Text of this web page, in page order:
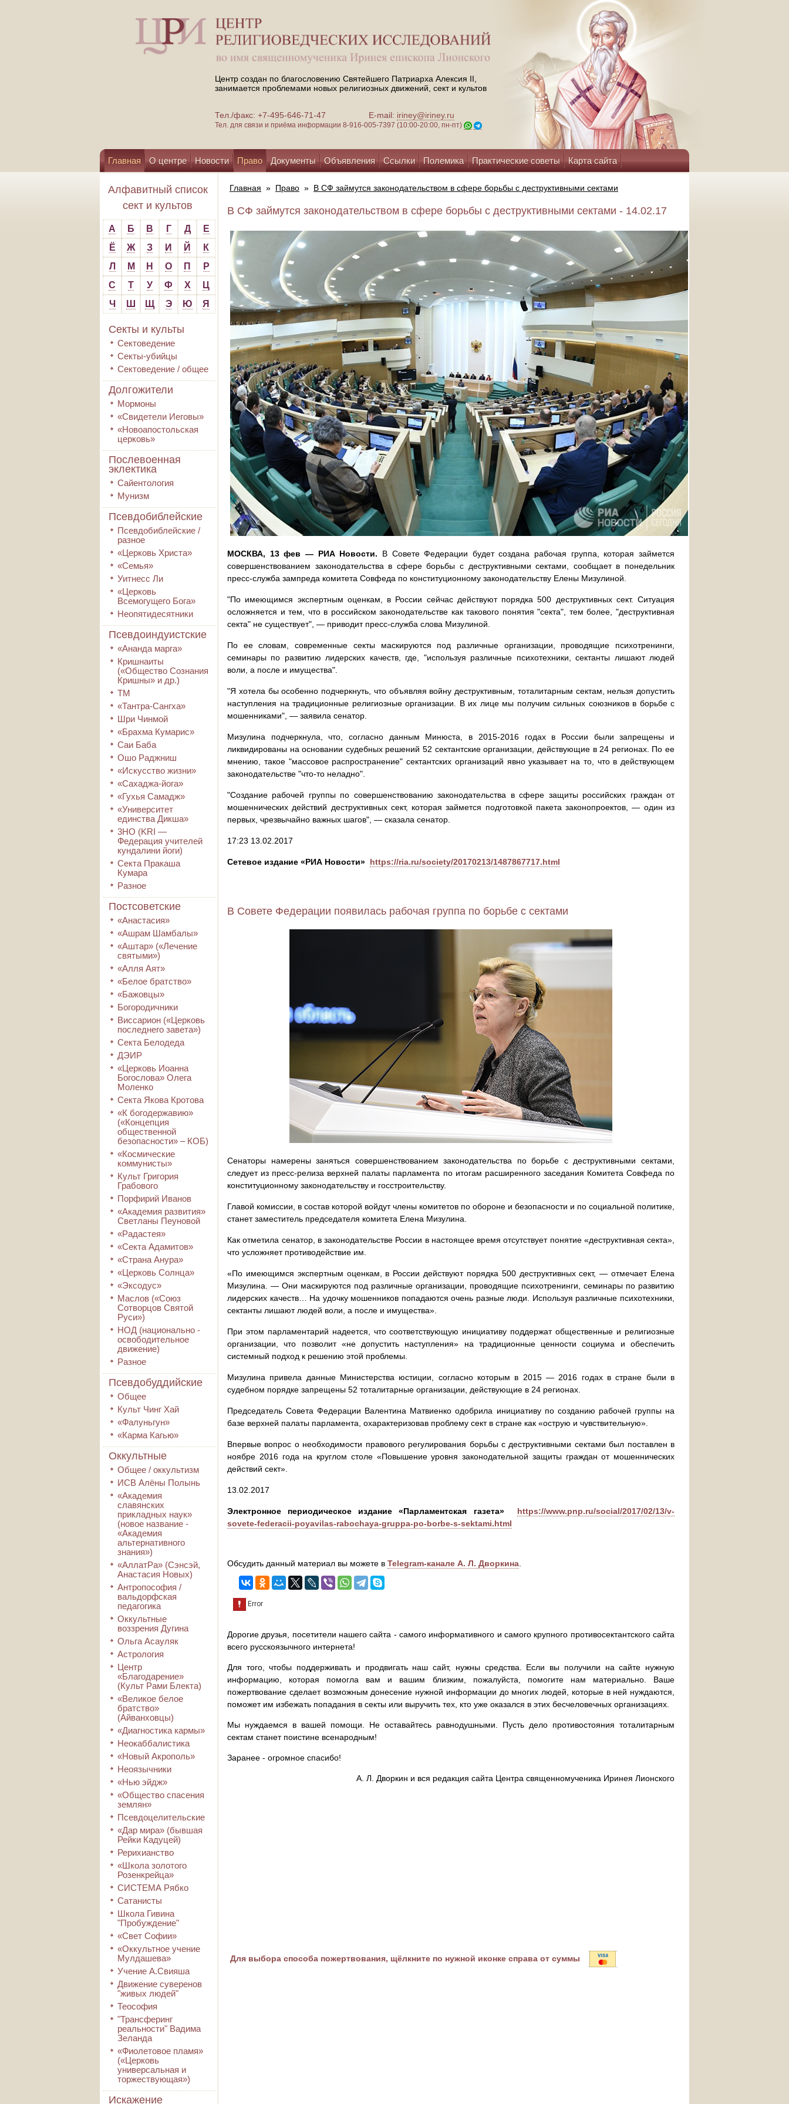
Центр создан по благословению Святейшего Патриарха Алексия II,
занимается проблемами новых религиозных движений, сект и культов
Тел./факс: +7-495-646-71-47 E-mail: iriney@iriney.ru
Тел. для связи и приёма информации 8-916-005-7397 (10:00-20:00, пн-пт)
Главная О центре Новости Право Документы Объявления Ссылки Полемика Практические советы Карта сайта
Помощь центру
Алфавитный список
сект и культов
А Б В Г Д
Е
Ё
Ж З И Й
К
Л
М Н О П
Р
С
Т У Ф Х
Ц
Ч
Ш Щ Э Ю Я
Секты и культы
Сектоведение
Секты-убийцы
Сектоведение / общее
Долгожители
Мормоны
«Свидетели Иеговы»
«Новоапостольская
церковь»
Послевоенная
эклектика
Сайентология
Мунизм
Псевдобиблейские
Псевдобиблейские /
разное
«Церковь Христа»
«Семья»
Уитнесс Ли
«Церковь
Всемогущего Бога»
Неопятидесятники
Псевдоиндуистские
«Ананда марга»
Кришнаиты
(«Общество Сознания
Кришны» и др.)
ТМ
«Тантра-Сангха»
Шри Чинмой
«Брахма Кумарис»
Саи Баба
Ошо Раджниш
«Искусство жизни»
«Сахаджа-йога»
«Гухья Самадж»
«Университет
единства Дикша»
3HO (KRI ―
Федерация учителей
кундалини йоги)
Секта Пракаша
Кумара
Разное
Постсоветские
«Анастасия»
«Ашрам Шамбалы»
«Аштар» («Лечение
святыми»)
«Алля Аят»
«Белое братство»
«Бажовцы»
Богородичники
Виссарион («Церковь
последнего завета»)
Секта Белодеда
ДЭИР
«Церковь Иоанна
Богослова» Олега
Моленко
Секта Якова Кротова
«К богодержавию»
(«Концепция
общественной
безопасности» – КОБ)
«Космические
коммунисты»
Культ Григория
Грабового
Порфирий Иванов
«Академия развития»
Светланы Пеуновой
«Радастея»
«Секта Адамитов»
«Страна Анура»
«Церковь Солнца»
«Эксодус»
Маслов («Союз
Сотворцов Святой
Руси»)
НОД (национально -
освободительное
движение)
Разное
Псевдобуддийские
Общее
Культ Чинг Хай
«Фалуньгун»
«Карма Кагью»
Оккультные
Общее / оккультизм
ИСВ Алёны Полынь
«Академия
славянских
прикладных наук»
(новое название -
«Академия
альтернативного
знания»)
«АллатРа» (Сэнсэй,
Анастасия Новых)
Антропософия /
вальдорфская
педагогика
Оккультные
воззрения Дугина
Ольга Асауляк
Астрология
Центр
«Благодарение»
(Культ Рами Блекта)
«Великое белое
братство»
(Айванховцы)
«Диагностика кармы»
Неокаббалистика
«Новый Акрополь»
Неоязычники
«Нью эйдж»
«Общество спасения
землян»
Псевдоцелительские
«Дар мира» (бывшая
Рейки Кадуцей)
Рерихианство
«Школа золотого
Розенкрейца»
СИСТЕМА Рябко
Сатанисты
Школа Гивина
"Пробуждение"
«Свет Софии»
«Оккультное учение
Мулдашева»
Учение А.Свияша
Движение суверенов
"живых людей"
Теософия
"Трансферинг
реальности" Вадима
Зеланда
«Фиолетовое пламя»
(«Церковь
универсальная и
торжествующая»)
Искажение
Главная » Право » В СФ займутся законодательством в сфере борьбы с деструктивными сектами
В СФ займутся законодательством в сфере борьбы с деструктивными сектами - 14.02.17
МОСКВА, 13 фев — РИА Новости. В Совете Федерации будет создана рабочая группа, которая займется
совершенствованием законодательства в сфере борьбы с деструктивными сектами, сообщает в понедельник
пресс-служба зампреда комитета Совфеда по конституционному законодательству Елены Мизулиной.
"По имеющимся экспертным оценкам, в России сейчас действуют порядка 500 деструктивных сект. Ситуация
осложняется и тем, что в российском законодательстве как такового понятия "секта", тем более, "деструктивная
секта" не существует", — приводит пресс-служба слова Мизулиной.
По ее словам, современные секты маскируются под различные организации, проводящие психотренинги,
семинары по развитию лидерских качеств, где, "используя различные психотехники, сектанты лишают людей
воли, а после и имущества".
"Я хотела бы особенно подчеркнуть, что объявляя войну деструктивным, тоталитарным сектам, нельзя допустить
наступления на традиционные религиозные организации. В их лице мы получим сильных союзников в борьбе с
мошенниками", — заявила сенатор.
Мизулина подчеркнула, что, согласно данным Минюста, в 2015-2016 годах в России были запрещены и
ликвидированы на основании судебных решений 52 сектантские организации, действующие в 24 регионах. По ее
мнению, такое "массовое распространение" сектантских организаций явно указывает на то, что в действующем
законодательстве "что-то неладно".
"Создание рабочей группы по совершенствованию законодательства в сфере защиты российских граждан от
мошеннических действий деструктивных сект, которая займется подготовкой пакета законопроектов, — один из
первых, чрезвычайно важных шагов", — сказала сенатор.
17:23 13.02.2017
Сетевое издание «РИА Новости» https://ria.ru/society/20170213/1487867717.html
В Совете Федерации появилась рабочая группа по борьбе с сектами
Сенаторы намерены заняться совершенствованием законодательства по борьбе с деструктивными сектами,
следует из пресс-релиза верхней палаты парламента по итогам расширенного заседания Комитета Совфеда по
конституционному законодательству и госстроительству.
Главой комиссии, в состав которой войдут члены комитетов по обороне и безопасности и по социальной политике,
станет заместитель председателя комитета Елена Мизулина.
Как отметила сенатор, в законодательстве России в настоящее время отсутствует понятие «деструктивная секта»,
что усложняет противодействие им.
«По имеющимся экспертным оценкам, в России действуют порядка 500 деструктивных сект, — отмечает Елена
Мизулина. — Они маскируются под различные организации, проводящие психотренинги, семинары по развитию
лидерских качеств… На удочку мошенников попадаются очень разные люди. Используя различные психотехники,
сектанты лишают людей воли, а после и имущества».
При этом парламентарий надеется, что соответствующую инициативу поддержат общественные и религиозные
организации, что позволит «не допустить наступления» на традиционные ценности социума и обеспечить
системный подход к решению этой проблемы.
Мизулина привела данные Министерства юстиции, согласно которым в 2015 — 2016 годах в стране были в
судебном порядке запрещены 52 тоталитарные организации, действующие в 24 регионах.
Председатель Совета Федерации Валентина Матвиенко одобрила инициативу по созданию рабочей группы на
базе верхней палаты парламента, охарактеризовав проблему сект в стране как «острую и чувствительную».
Впервые вопрос о необходимости правового регулирования борьбы с деструктивными сектами был поставлен в
ноябре 2016 года на круглом столе «Повышение уровня законодательной защиты граждан от мошеннических
действий сект».
13.02.2017
Электронное периодическое издание «Парламентская газета»
https://www.pnp.ru/social/2017/02/13/v-
sovete-federacii-poyavilas-rabochaya-gruppa-po-borbe-s-sektami.html
Обсудить данный материал вы можете в Telegram-канале А. Л. Дворкина
Дорогие друзья, посетители нашего сайта - самого информативного и самого крупного противосектантского сайта
всего русскоязычного интернета!
Для того, чтобы поддерживать и продвигать наш сайт, нужны средства. Если вы получили на сайте нужную
информацию, которая помогла вам и вашим близким, пожалуйста, помогите нам материально. Ваше
пожертвование сделает возможным донесение нужной информации до многих людей, которые в ней нуждаются,
поможет им избежать попадания в секты или выручить тех, кто уже оказался в этих бесчеловечных организациях.
Мы нуждаемся в вашей помощи. Не оставайтесь равнодушными. Пусть дело противостояния тоталитарным
сектам станет поистине всенародным!
Заранее - огромное спасибо!
А. Л. Дворкин и вся редакция сайта Центра священномученика Иринея Лионского
Для выбора способа пожертвования, щёлкните по нужной иконке справа от суммы